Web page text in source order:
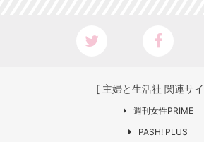
[ 主婦と生活社 関連サ
週刊女性PRIME
PASH! PLUS